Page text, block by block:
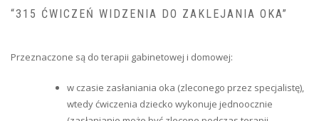
“315 ĆWICZEŃ WIDZENIA DO ZAKLEJANIA OKA”
Przeznaczone są do terapii gabinetowej i domowej:
w czasie zasłaniania oka (zleconego przez specjalistę),
wtedy ćwiczenia dziecko wykonuje jednoocznie